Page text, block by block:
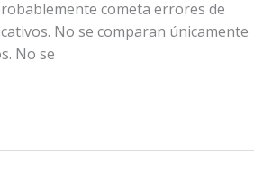
cometa errores de
No se comparan únicamente
No se